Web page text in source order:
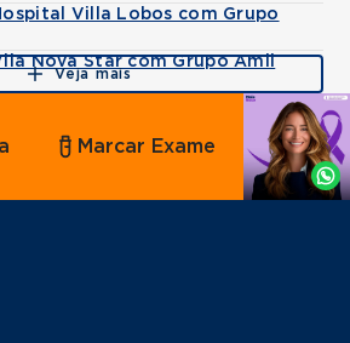
Villa Lobos com Grupo
Nova Star com Grupo Amil
Veja mais
Agende
por
Whatsapp
Marcar Exame